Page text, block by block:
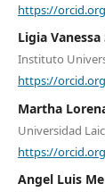
https://
Ligia
Instituto
https://
Martha
Universidad
https://
Angel Luis